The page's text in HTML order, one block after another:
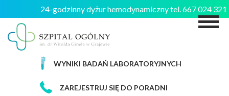
24-godzinny dyżur hemodynamiczny tel. 667 024
WYNIKI BADAŃ LABORATORYJNYCH
ZAREJESTRUJ SIĘ DO PORADNI